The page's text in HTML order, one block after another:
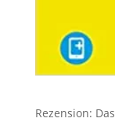
Rezension: